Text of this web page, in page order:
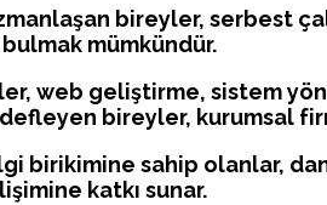
bireyler, serbest
mümkündür.
web geliştirme, sistem
bireyler, kurumsal
birikimine sahip olanlar,
katkı sunar.